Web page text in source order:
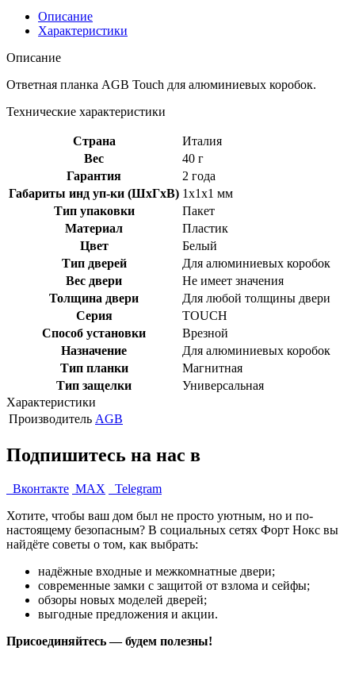
Описание
Характеристики
Описание
Ответная планка AGB Touch для алюминиевых коробок.
Технические характеристики
Страна
Италия
Вес
40 г
Гарантия
2 года
Габариты инд уп-ки (ШхГхВ) 1x1x1 мм
Тип упаковки
Пакет
Материал
Пластик
Цвет
Белый
Тип дверей
Для алюминиевых коробок
Вес двери
Не имеет значения
Толщина двери
Для любой толщины двери
Серия
TOUCH
Способ установки
Врезной
Назначение
Для алюминиевых коробок
Тип планки
Магнитная
Тип защелки
Универсальная
Характеристики
Производитель AGB
Подпишитесь на нас в
Вконтакте MAX
Telegram
Хотите, чтобы ваш дом был не просто уютным, но и по-
настоящему безопасным? В социальных сетях Форт Нокс вы
найдёте советы о том, как выбрать:
надёжные входные и межкомнатные двери;
современные замки с защитой от взлома и сейфы;
обзоры новых моделей дверей;
выгодные предложения и акции.
Присоединяйтесь — будем полезны!